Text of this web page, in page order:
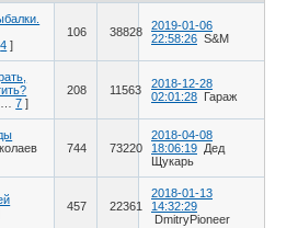
4 ]
106 38828
2019-01-06
22:58:26 S&M
… 7 ]
208 11563
2018-12-28
02:01:28
Гараж
744 73220
2018-04-08
18:06:19 Дед
Щукарь
457 22361
2018-01-13
14:32:29
DmitryPioneer